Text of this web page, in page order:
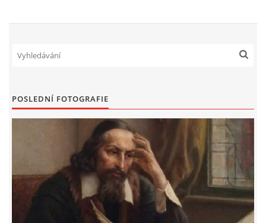
EKONOMIKA
JEDNÁNÍ SE SMZ O PŘEVODU MAJETKOVÝCH PODÍLÚ
HISTORIE BD
A-NÁVRH NAROVNÁNÍ BD
POSLEDNÍ FOTOGRAFIE